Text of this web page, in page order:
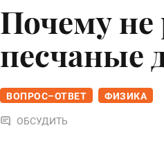
Почему
песчаные
ВОПРОС–ОТВЕТ ФИЗИКА
ОБСУДИТЬ